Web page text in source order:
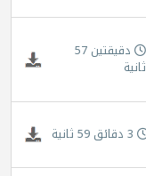
دقيقتين 57
ثانية
3 دقائق 59 ثانية